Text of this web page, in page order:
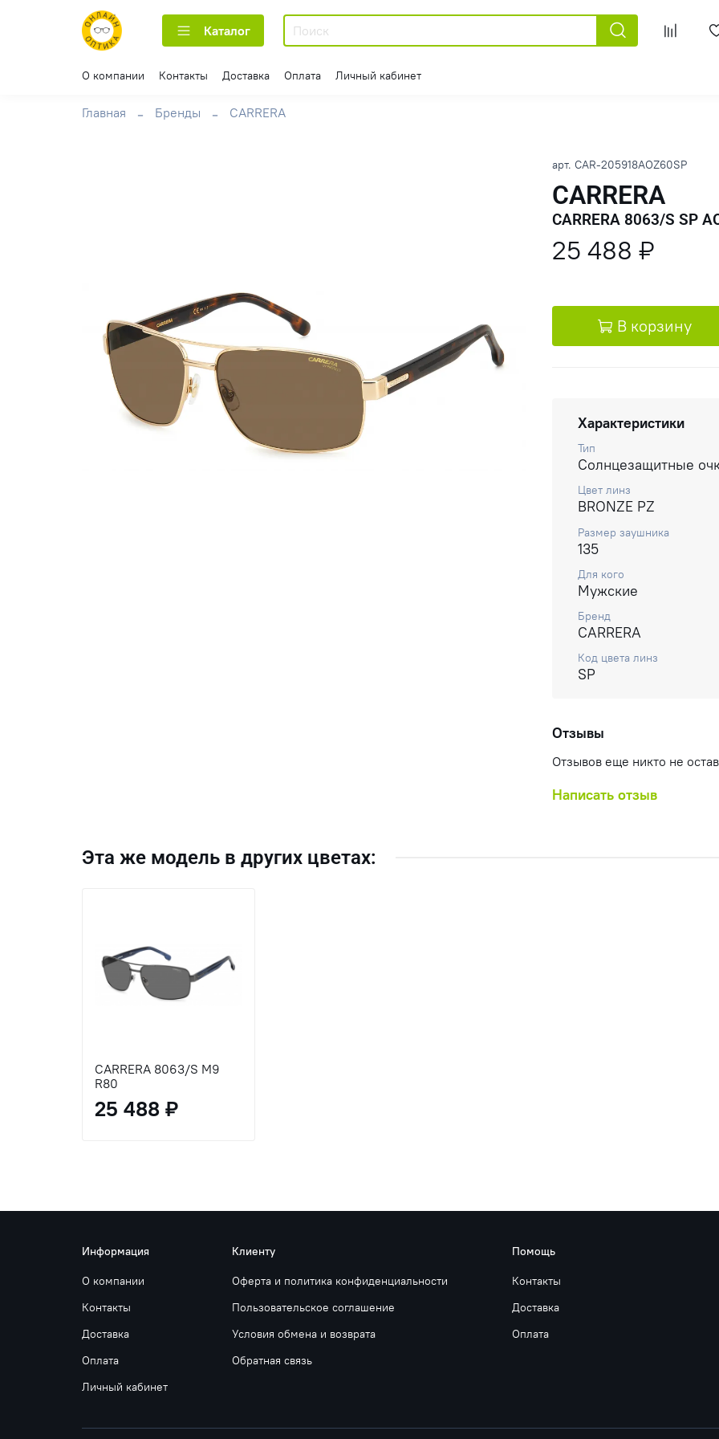
Каталог
О компании Контакты Доставка Оплата Личный кабинет
Главная Бренды CARRERA
арт. CAR-205918AOZ60SP
CARRERA
CARRERA 8063/S SP
25 488 ₽
В корзину
Характеристики
Тип
Солнцезащитные
Цвет линз
BRONZE PZ
Размер заушника
135
Для кого
Мужские
Бренд
CARRERA
Код цвета линз
SP
Отзывы
Отзывов еще никто не
Написать отзыв
Эта же модель в других цветах:
CARRERA 8063/S M9
R80
25 488 ₽
Информация
О компании
Контакты
Доставка
Оплата
Личный кабинет
Клиенту
Оферта и политика конфиденциальности
Пользовательское соглашение
Условия обмена и возврата
Обратная связь
Помощь
Контакты
Доставка
Оплата